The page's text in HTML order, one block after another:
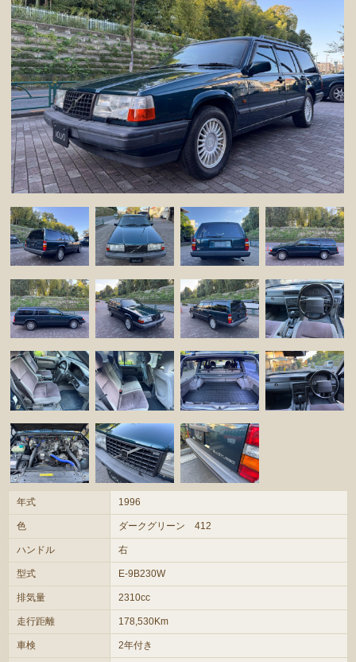
年式 1996
色 ダークグリーン 412
ハンドル 右
型式 E-9B230W
排気量 2310cc
走行距離 178,530Km
車検 2年付き